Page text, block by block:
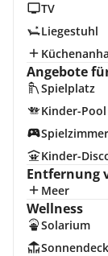
TV
Liegestuhl
Angebote
Spielplatz
Kinder-Pool
Spielzimmer
Kinder-
Entfernung
Meer
Wellness
Solarium
Sonnendeck